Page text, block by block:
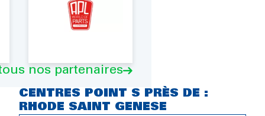
nos partenaires
CENTRES POINT S PRÈS DE :
RHODE SAINT GENESE